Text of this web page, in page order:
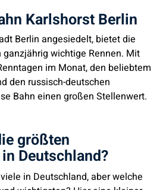
Karlshorst Berlin
Berlin angesiedelt, bietet die
wichtige Rennen. Mit
im Monat, den beliebtem
den russisch-deutschen
Bahn einen großen Stellenwert.
größten
Deutschland?
in Deutschland, aber welche